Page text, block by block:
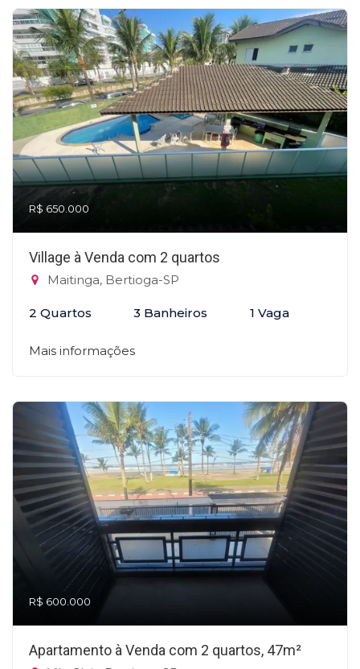
R$ 650.000
Village à Venda com 2 quartos
Maitinga, Bertioga-SP
2 Quartos 3 Banheiros 1 Vaga
Mais informações
R$ 600.000
Apartamento à Venda com 2 quartos, 47m²